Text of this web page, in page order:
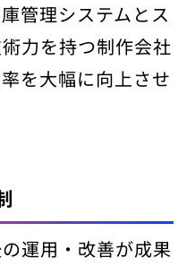
管理システムとス
力を持つ制作会社
を大幅に向上させ
運用・改善が成果